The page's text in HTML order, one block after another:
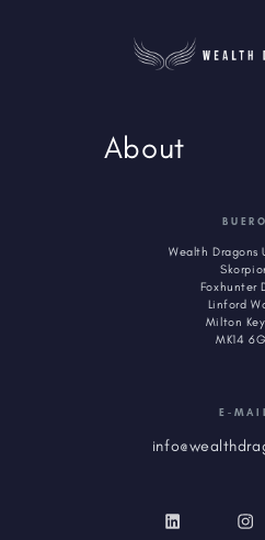
About
BUERO
Wealth Dragons
Foxhunter
Linford
Milton
MK14
E-